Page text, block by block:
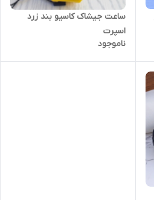
ساعت جیشاک کاسیو بند زرد
اسپرت
ناموجود